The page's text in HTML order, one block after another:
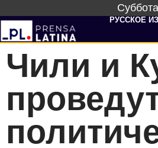
РУССКОЕ
Чили и